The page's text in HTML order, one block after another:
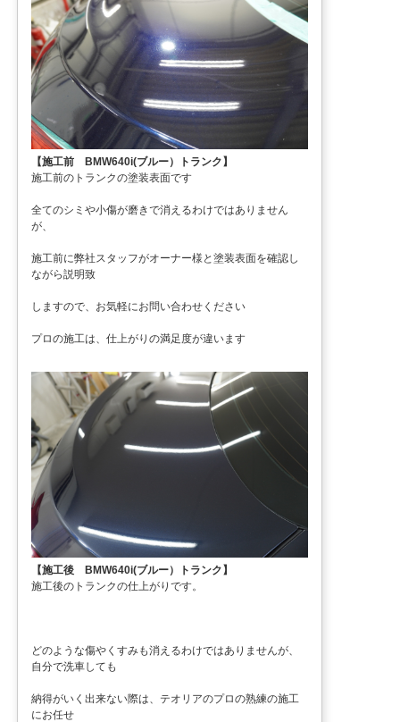
【施工前 BMW640i(ブルー）トランク】
施工前のトランクの塗装表面です
全てのシミや小傷が磨きで消えるわけではありません
が、
施工前に弊社スタッフがオーナー様と塗装表面を確認し
ながら説明致
しますので、お気軽にお問い合わせください
プロの施工は、仕上がりの満足度が違います
【施工後 BMW640i(ブルー）トランク】
施工後のトランクの仕上がりです。
どのような傷やくすみも消えるわけではありませんが、
自分で洗車しても
納得がいく出来ない際は、テオリアのプロの熟練の施工
にお任せ